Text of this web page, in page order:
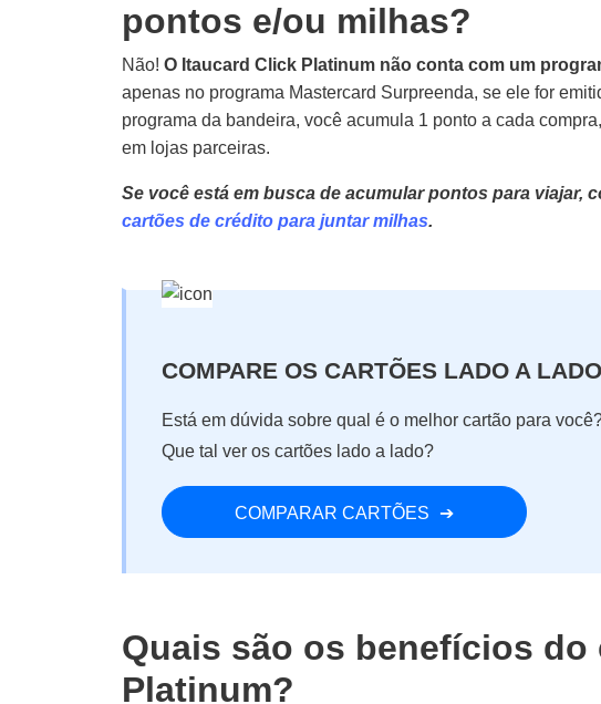
pontos e/ou milhas?
Não! O Itaucard Click Platinum não conta com um
apenas no programa Mastercard Surpreenda, se ele for
programa da bandeira, você acumula 1 ponto a cada
em lojas parceiras.
Se você está em busca de acumular pontos para viajar,
cartões de crédito para juntar milhas.
COMPARE OS CARTÕES LADO A LADO
Está em dúvida sobre qual é o melhor cartão para
Que tal ver os cartões lado a lado?
COMPARAR CARTÕES
Quais são os benefícios do
Platinum?